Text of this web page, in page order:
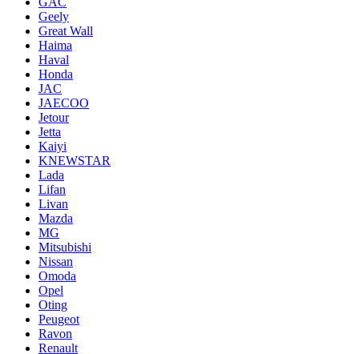
Geely
Great Wall
Haima
Haval
Honda
JAC
JAECOO
Jetour
Jetta
Kaiyi
KNEWSTAR
Lada
Lifan
Livan
Mazda
MG
Mitsubishi
Nissan
Omoda
Opel
Oting
Peugeot
Ravon
Renault